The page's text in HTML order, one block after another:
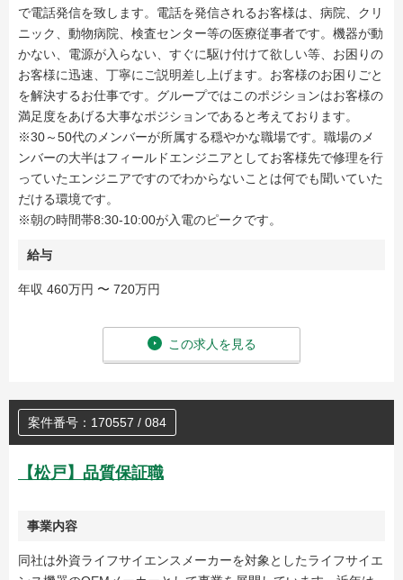
で電話発信を致します。電話を発信されるお客様は、病院、クリ
ニック、動物病院、検査センター等の医療従事者です。機器が動
かない、電源が入らない、すぐに駆け付けて欲しい等、お困りの
お客様に迅速、丁寧にご説明差し上げます。お客様のお困りごと
を解決するお仕事です。グループではこのポジションはお客様の
満足度をあげる大事なポジションであると考えております。
※30～50代のメンバーが所属する穏やかな職場です。職場のメ
ンバーの大半はフィールドエンジニアとしてお客様先で修理を行
っていたエンジニアですのでわからないことは何でも聞いていた
だける環境です。
※朝の時間帯8:30-10:00が入電のピークです。
給与
年収 460万円 〜 720万円
この求人を見る
案件番号：170557 / 084
【松戸】品質保証職
事業内容
同社は外資ライフサイエンスメーカーを対象としたライフサイエ